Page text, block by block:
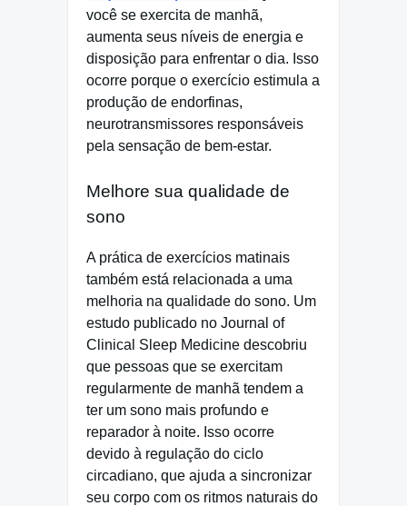
você se exercita de manhã,
aumenta seus níveis de energia e
disposição para enfrentar o dia. Isso
ocorre porque o exercício estimula a
produção de endorfinas,
neurotransmissores responsáveis
pela sensação de bem-estar.
Melhore sua qualidade de
sono
A prática de exercícios matinais
também está relacionada a uma
melhoria na qualidade do sono. Um
estudo publicado no Journal of
Clinical Sleep Medicine descobriu
que pessoas que se exercitam
regularmente de manhã tendem a
ter um sono mais profundo e
reparador à noite. Isso ocorre
devido à regulação do ciclo
circadiano, que ajuda a sincronizar
seu corpo com os ritmos naturais do